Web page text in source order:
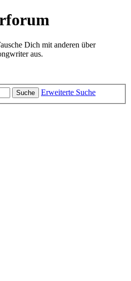
Dich mit anderen über
aus.
Suche Erweiterte Suche